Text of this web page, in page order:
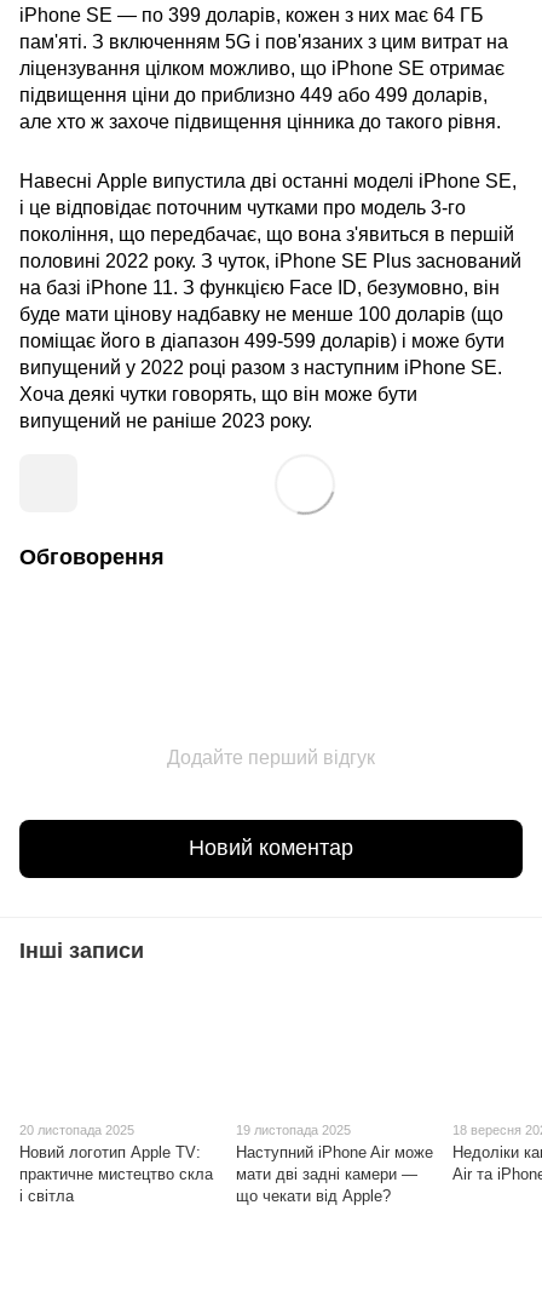
iPhone SE — по 399 доларів, кожен з них має 64 ГБ
пам'яті. З включенням 5G і пов'язаних з цим витрат на
ліцензування цілком можливо, що iPhone SE отримає
підвищення ціни до приблизно 449 або 499 доларів,
але хто ж захоче підвищення цінника до такого рівня.
Навесні Apple випустила дві останні моделі iPhone SE,
і це відповідає поточним чутками про модель 3-го
покоління, що передбачає, що вона з'явиться в першій
половині 2022 року. З чуток, iPhone SE Plus заснований
на базі iPhone 11. З функцією Face ID, безумовно, він
буде мати цінову надбавку не менше 100 доларів (що
поміщає його в діапазон 499-599 доларів) і може бути
випущений у 2022 році разом з наступним iPhone SE.
Хоча деякі чутки говорять, що він може бути
випущений не раніше 2023 року.
Обговорення
Додайте перший відгук
Новий коментар
Інші записи
20 листопада 2025
Новий логотип Apple TV:
практичне мистецтво скла
і світла
19 листопада 2025
Наступний iPhone Air може
мати дві задні камери —
що чекати від Apple?
18 вересня
Недоліки
Air та